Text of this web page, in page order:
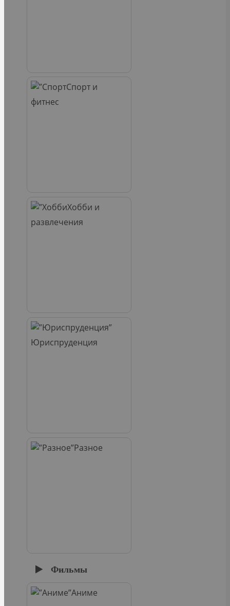
Спорт и
фитнес
Хобби и
развлечения
Юриспруденция
Разное
Фильмы
Аниме